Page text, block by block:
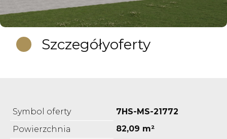
Szczegółyoferty
Symbol oferty
7HS-MS-21772
Powierzchnia
82,09 m²